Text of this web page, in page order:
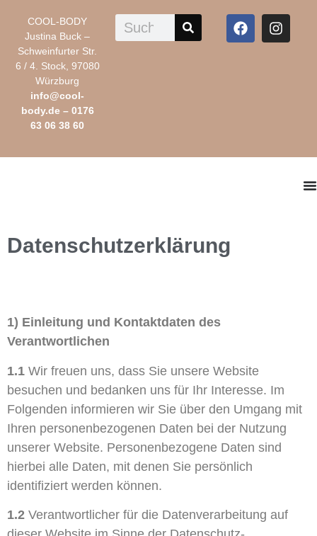
COOL-BODY
Justina Buck –
Schweinfurter Str.
6 / 4. Stock, 97080
Würzburg
info@cool-
body.de– 0176
63 06 38 60
Datenschutzerklärung
1) Einleitung und Kontaktdaten des
Verantwortlichen
1.1 Wir freuen uns, dass Sie unsere Website
besuchen und bedanken uns für Ihr Interesse. Im
Folgenden informieren wir Sie über den Umgang mit
Ihren personenbezogenen Daten bei der Nutzung
unserer Website. Personenbezogene Daten sind
hierbei alle Daten, mit denen Sie persönlich
identifiziert werden können.
1.2 Verantwortlicher für die Datenverarbeitung auf